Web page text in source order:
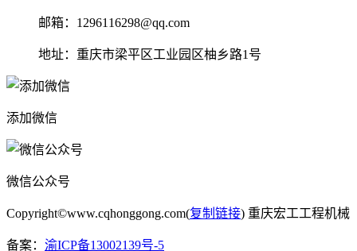
邮箱：1296116298@qq.com
地址：重庆市梁平区工业园区柚乡路1号
添加微信
微信公众号
Copyright©www.cqhonggong.com(复制链接) 重庆宏工工程机械
备案： 渝ICP备13002139号-5